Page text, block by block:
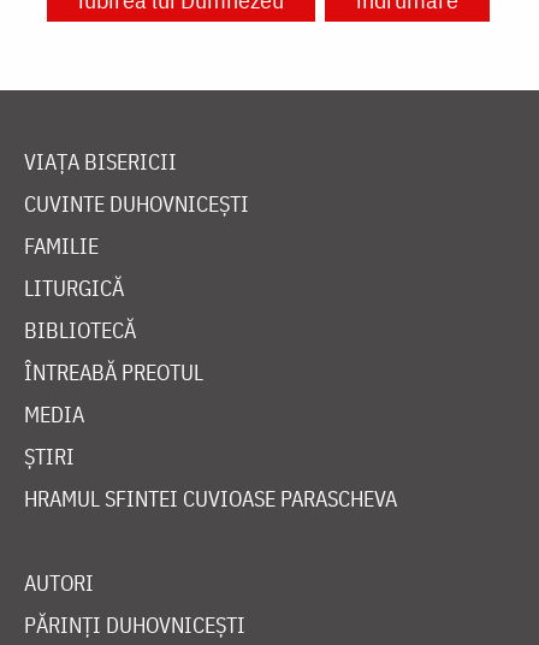
VIAȚA BISERICII
CUVINTE DUHOVNICEȘTI
FAMILIE
LITURGICĂ
BIBLIOTECĂ
ÎNTREABĂ PREOTUL
MEDIA
ȘTIRI
HRAMUL SFINTEI CUVIOASE PARASCHEVA
AUTORI
PĂRINȚI DUHOVNICEȘTI